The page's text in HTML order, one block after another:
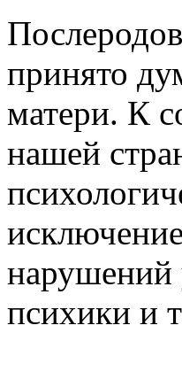
принято
матери. К
нашей
нарушений
психики и